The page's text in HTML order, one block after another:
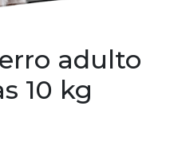
adulto
10 kg